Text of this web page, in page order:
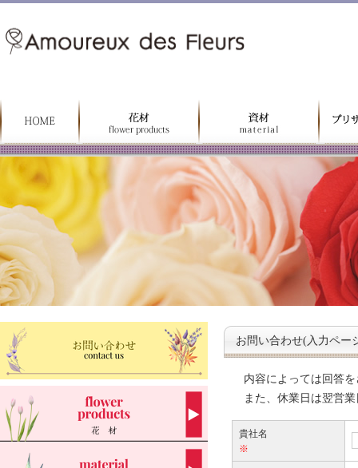
お問い合わせ(入力ペー
内容によっては回答
また、休業日は翌営
貴社名
※